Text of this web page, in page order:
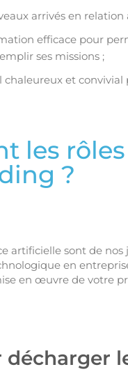
arrivés en relation
efficace pour
ses missions ;
chaleureux et
les
?
artificielle sont de
en
en œuvre de votre
décharger